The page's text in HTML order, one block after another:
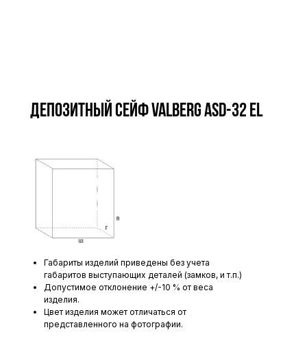
Депозитный сейф VALBERG ASD-32 EL
Габариты изделий приведены без учета
габаритов выступающих деталей (замков, и т.п.)
Допустимое отклонение +/-10 % от веса
изделия.
Цвет изделия может отличаться от
представленного на фотографии.